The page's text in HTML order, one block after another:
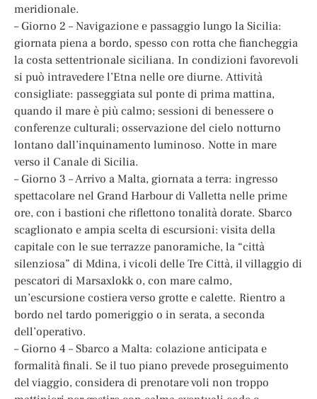
meridionale.
– Giorno 2 – Navigazione e passaggio lungo la Sicilia:
giornata piena a bordo, spesso con rotta che fiancheggia
la costa settentrionale siciliana. In condizioni favorevoli
si può intravedere l’Etna nelle ore diurne. Attività
consigliate: passeggiata sul ponte di prima mattina,
quando il mare è più calmo; sessioni di benessere o
conferenze culturali; osservazione del cielo notturno
lontano dall’inquinamento luminoso. Notte in mare
verso il Canale di Sicilia.
– Giorno 3 – Arrivo a Malta, giornata a terra: ingresso
spettacolare nel Grand Harbour di Valletta nelle prime
ore, con i bastioni che riflettono tonalità dorate. Sbarco
scaglionato e ampia scelta di escursioni: visita della
capitale con le sue terrazze panoramiche, la “città
silenziosa” di Mdina, i vicoli delle Tre Città, il villaggio di
pescatori di Marsaxlokk o, con mare calmo,
un’escursione costiera verso grotte e calette. Rientro a
bordo nel tardo pomeriggio o in serata, a seconda
dell’operativo.
– Giorno 4 – Sbarco a Malta: colazione anticipata e
formalità finali. Se il tuo piano prevede proseguimento
del viaggio, considera di prenotare voli non troppo